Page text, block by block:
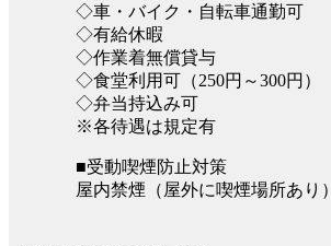
◇車・バイク・自転車通勤可
◇有給休暇
◇作業着無償貸与
◇食堂利用可（250円～300円）
◇弁当持込み可
※各待遇は規定有
■受動喫煙防止対策
屋内禁煙（屋外に喫煙場所あり）